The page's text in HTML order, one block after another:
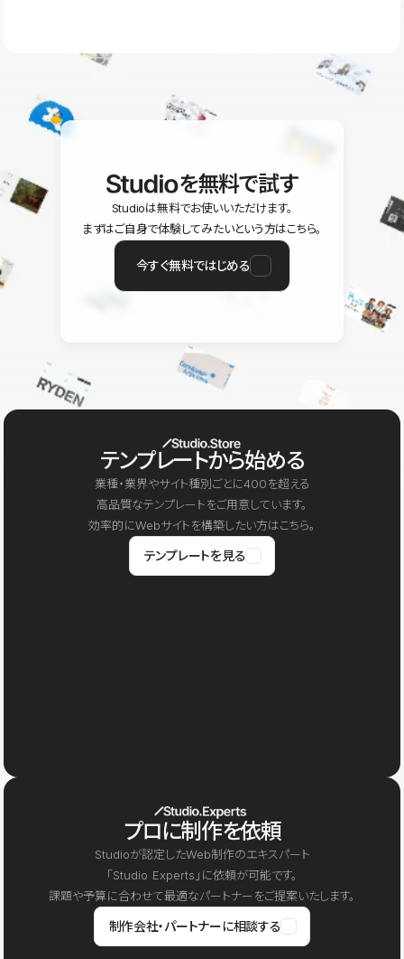
ユーザー同士で質問・相談できるコミュニティもご利用ください。
を無料で試す
Studioは無料でお使いいただけます。
まずはご自身で体験してみたいという方はこちら。
今すぐ無料ではじめる
テンプレートから始める
業種・業界やサイト種別ごとに400を超える
高品質なテンプレートをご用意しています。
効率的にWebサイトを構築したい方はこちら。
テンプレートを見る
プロに制作を依頼
Studioが認定したWeb制作のエキスパート
「Studio Experts」に依頼が可能です。
課題や予算に合わせて最適なパートナーをご提案いたします。
制作会社・パートナーに相談する